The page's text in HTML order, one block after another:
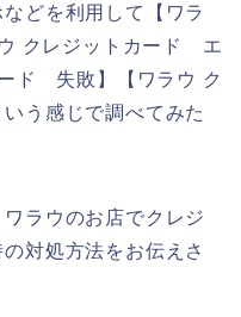
どを利用して【ワラ
クレジットカード エ
ド 失敗】【ワラウ ク
う感じで調べてみた
ラウのお店でクレジ
対処方法をお伝えさ